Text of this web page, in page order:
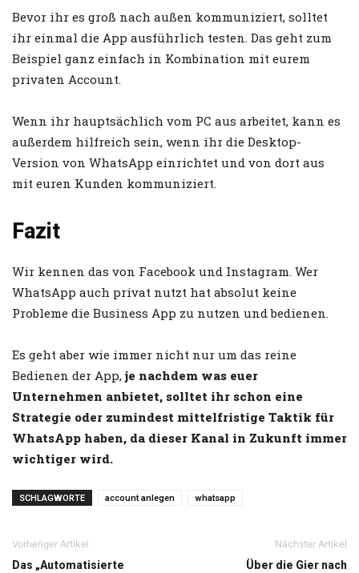
Bevor ihr es groß nach außen kommuniziert, solltet
ihr einmal die App ausführlich testen. Das geht zum
Beispiel ganz einfach in Kombination mit eurem
privaten Account.
Wenn ihr hauptsächlich vom PC aus arbeitet, kann es
außerdem hilfreich sein, wenn ihr die Desktop-
Version von WhatsApp einrichtet und von dort aus
mit euren Kunden kommuniziert.
Fazit
Wir kennen das von Facebook und Instagram. Wer
WhatsApp auch privat nutzt hat absolut keine
Probleme die Business App zu nutzen und bedienen.
Es geht aber wie immer nicht nur um das reine
Bedienen der App, je nachdem was euer
Unternehmen anbietet, solltet ihr schon eine
Strategie oder zumindest mittelfristige Taktik für
WhatsApp haben, da dieser Kanal in Zukunft immer
wichtiger wird.
SCHLAGWORTE account anlegen whatsapp
Vorheriger Artikel
Das „Automatisierte
Nächster Artikel
Über die Gier nach